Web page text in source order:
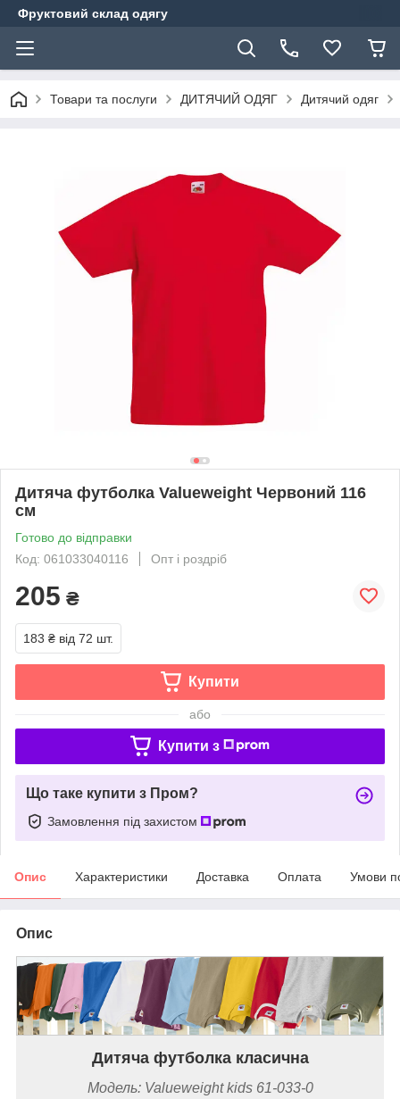
Фруктовий склад одягу
Товари та послуги ДИТЯЧИЙ ОДЯГ Дитячий одяг
Дитяча футболка Valueweight Червоний 116
см
Готово до відправки
Код: 061033040116
Опт і роздріб
205 ₴
183 ₴ від 72 шт.
Купити
або
Купити з
Що таке купити з Пром?
Замовлення під захистом
Опис Характеристики Доставка Оплата Умови
Опис
Дитяча футболка класична
Модель: Valueweight kids 61-033-0